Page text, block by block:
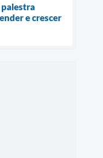
palestra
e crescer